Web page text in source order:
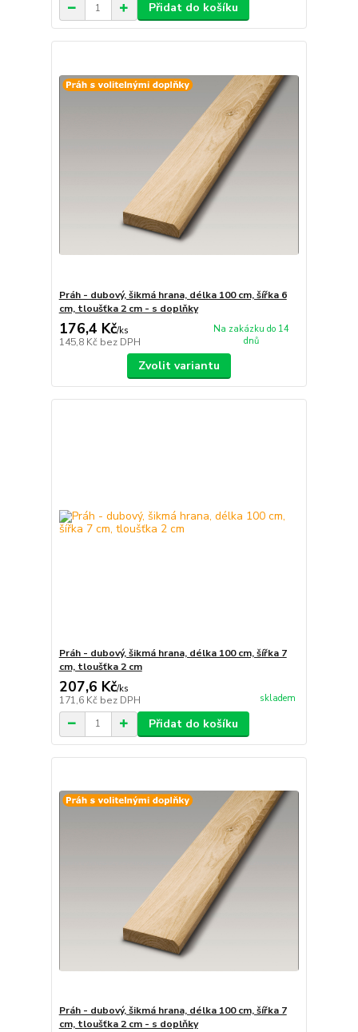
Přidat do košíku
Práh - dubový, šikmá hrana, délka 100 cm, šířka 6
cm, tloušťka 2 cm - s doplňky
176,4 Kč/ks
145,8 Kč bez DPH
Na zakázku do 14
dnů
Zvolit variantu
Práh - dubový, šikmá hrana, délka 100 cm, šířka 7
cm, tloušťka 2 cm
207,6 Kč/ks
171,6 Kč bez DPH skladem
Přidat do košíku
Práh - dubový, šikmá hrana, délka 100 cm, šířka 7
cm, tloušťka 2 cm - s doplňky